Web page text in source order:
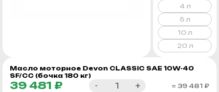
Масло моторное Devon CLASSIC SAE 10W-40
SF/CC (бочка 180 кг)
39 481 ₽ - +
= 39 481 ₽
4 л
5 л
10 л
20 л